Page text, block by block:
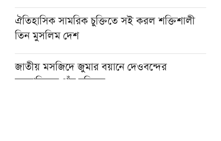
ঐতিহাসিক সামরিক চুক্তিতে সই করল শক্তিশালী
তিন মুসলিম দেশ
জাতীয় মসজিদে জুমার বয়ানে দেওবন্দের
মুহতামিমের পাঁচ নসিহত